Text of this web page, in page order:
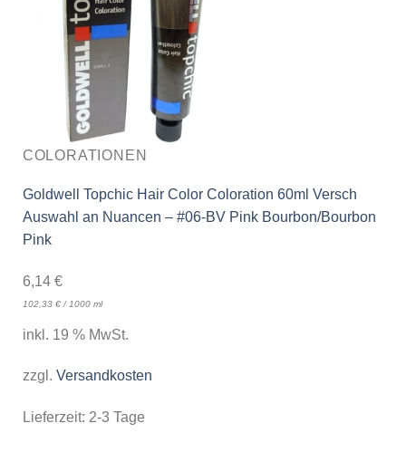
COLORATIONEN
Goldwell Topchic Hair Color Coloration 60ml Versch
Auswahl an Nuancen – #06-BV Pink Bourbon/Bourbon
Pink
6,14 €
102,33 €/ 1000 ml
inkl. 19 % MwSt.
zzgl. Versandkosten
Lieferzeit: 2-3 Tage